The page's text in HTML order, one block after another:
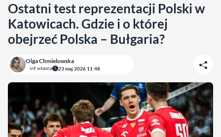
Ostatni test reprezentacji Polski w
Katowicach. Gdzie i o której
obejrzeć Polska – Bułgaria?
Olga Chmielowska
inf. własna 23 maj 2026 11:48